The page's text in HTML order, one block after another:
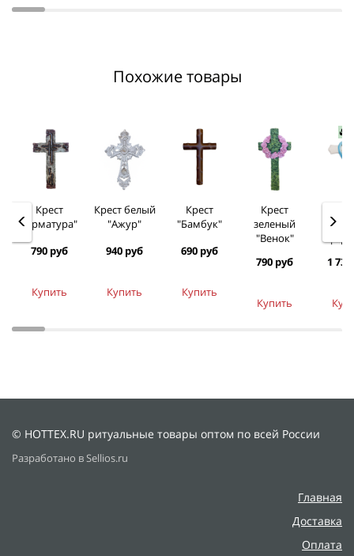
Похожие товары
Крест
"Арматура"
790 руб
Купить
Крест белый
"Ажур"
940 руб
Купить
Крест
"Бамбук"
690 руб
Купить
Крест
зеленый
"Венок"
790 руб
Купить
1
© HOTTEX.RU ритуальные товары оптом по всей России
Разработано в Sellios.ru
Главная
Доставка
Оплата